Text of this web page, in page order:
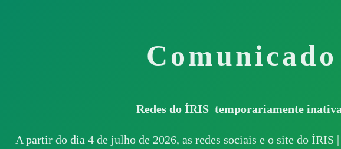
Comunicado
Redes do ÍRIS temporariamente
A partir do dia 4 de julho de 2026, as redes sociais e o site do ÍRIS